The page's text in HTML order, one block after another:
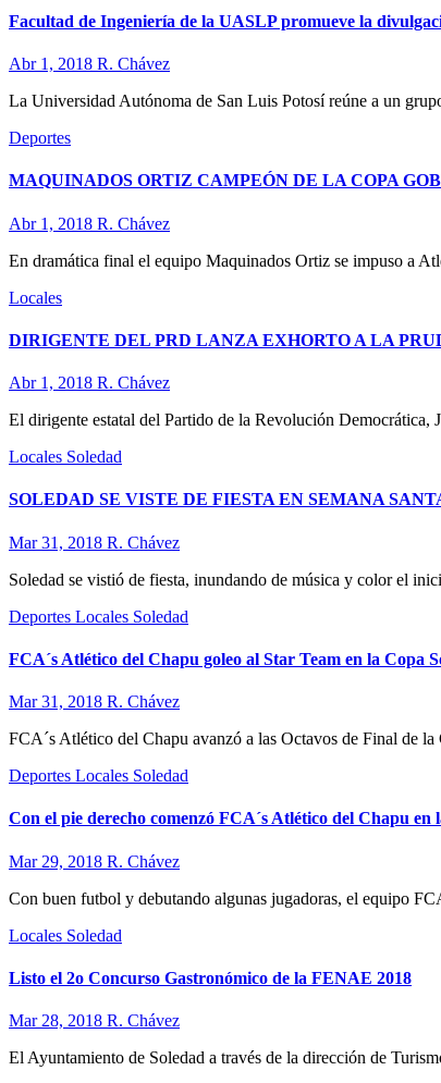
Facultad de Ingeniería de la UASLP promueve la
Abr 1, 2018 R. Chávez
La Universidad Autónoma de San Luis Potosí reúne a un
Deportes
MAQUINADOS ORTIZ CAMPEÓN DE LA COPA
Abr 1, 2018 R. Chávez
En dramática final el equipo Maquinados Ortiz se impuso a
Locales
DIRIGENTE DEL PRD LANZA EXHORTO A LA
Abr 1, 2018 R. Chávez
El dirigente estatal del Partido de la Revolución
Locales Soledad
SOLEDAD SE VISTE DE FIESTA EN SEMANA
Mar 31, 2018 R. Chávez
Soledad se vistió de fiesta, inundando de música y color el
Deportes Locales Soledad
FCA´s Atlético del Chapu goleo al Star Team en la Copa
Mar 31, 2018 R. Chávez
FCA´s Atlético del Chapu avanzó a las Octavos de Final de
Deportes Locales Soledad
Con el pie derecho comenzó FCA´s Atlético del Chapu en
Mar 29, 2018 R. Chávez
Con buen futbol y debutando algunas jugadoras, el equipo
Locales Soledad
Listo el 2o Concurso Gastronómico de la FENAE 2018
Mar 28, 2018 R. Chávez
El Ayuntamiento de Soledad a través de la dirección de